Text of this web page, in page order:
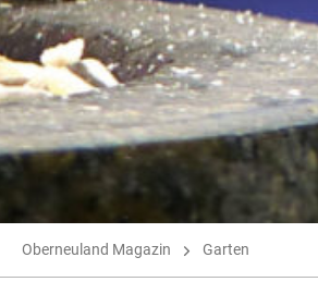
Oberneuland Magazin Garten